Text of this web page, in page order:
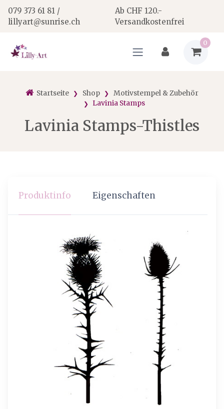
079 373 61 81 /
lillyart@sunrise.ch
Ab CHF 120.-
Versandkostenfrei
0
Startseite Shop
Motivstempel & Zubehör
Lavinia Stamps
Lavinia Stamps-Thistles
Produktinfo Eigenschaften